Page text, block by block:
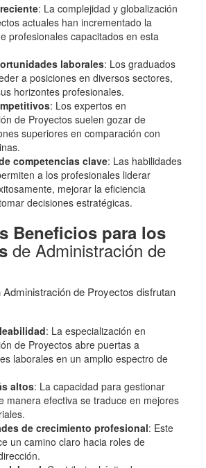
: La complejidad y globalización
actuales han incrementado la
profesionales capacitados en esta
laborales: Los graduados
a posiciones en diversos sectores,
horizontes profesionales.
: Los expertos en
de Proyectos suelen gozar de
superiores en comparación con
competencias clave: Las habilidades
a los profesionales liderar
mejorar la eficiencia
decisiones estratégicas.
Beneficios para los
de Administración de
Administración de Proyectos disfrutan
: La especialización en
de Proyectos abre puertas a
laborales en un amplio espectro de
altos: La capacidad para gestionar
manera efectiva se traduce en mejores
de crecimiento profesional: Este
un camino claro hacia roles de